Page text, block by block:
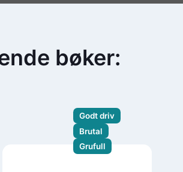
bøker:
Godt driv
Brutal
Grufull